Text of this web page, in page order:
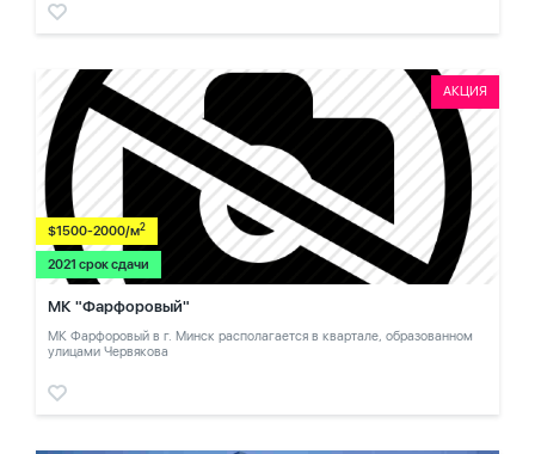
АКЦИЯ
$1500-2000/м2
2021 срок сдачи
МК "Фарфоровый"
МК Фарфоровый в г. Минск располагается в квартале, образованном
улицами Червякова